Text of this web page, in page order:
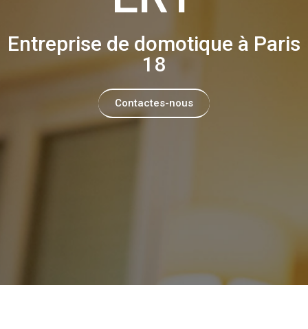
Entreprise de domotique à Paris
18
Contactes-nous